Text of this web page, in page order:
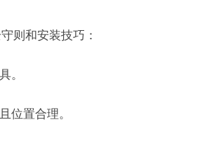
则和安装技巧：
。
位置合理。